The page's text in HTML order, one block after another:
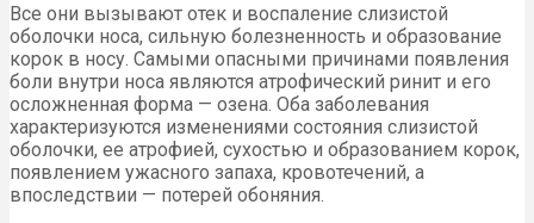
Все они вызывают отек и воспаление слизистой
оболочки носа, сильную болезненность и образование
корок в носу. Самыми опасными причинами появления
боли внутри носа являются атрофический ринит и его
осложненная форма — озена. Оба заболевания
характеризуются изменениями состояния слизистой
оболочки, ее атрофией, сухостью и образованием корок,
появлением ужасного запаха, кровотечений, а
впоследствии — потерей обоняния.